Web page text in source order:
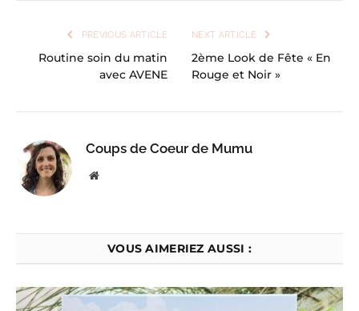
PREVIOUS ARTICLE
Routine soin du matin
avec AVENE
NEXT ARTICLE
2ème Look de Fête « En
Rouge et Noir »
Coups de Coeur de Mumu
Website
VOUS AIMERIEZ AUSSI :